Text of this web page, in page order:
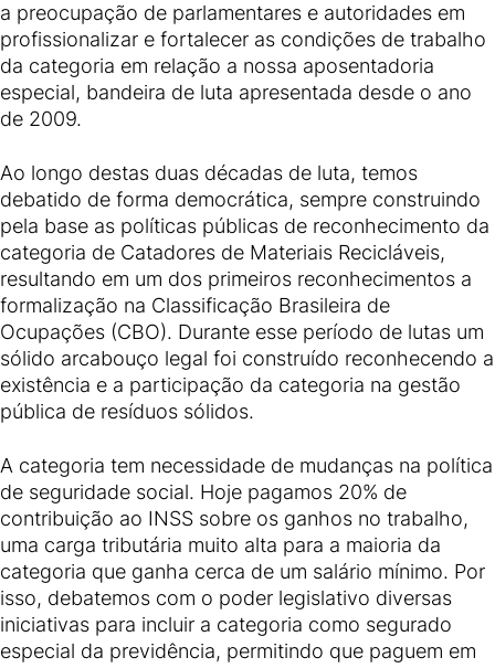
a preocupação de parlamentares e autoridades em
profissionalizar e fortalecer as condições de trabalho
da categoria em relação a nossa aposentadoria
especial, bandeira de luta apresentada desde o ano
de 2009.
Ao longo destas duas décadas de luta, temos
debatido de forma democrática, sempre construindo
pela base as políticas públicas de reconhecimento da
categoria de Catadores de Materiais Recicláveis,
resultando em um dos primeiros reconhecimentos a
formalização na Classificação Brasileira de
Ocupações (CBO). Durante esse período de lutas um
sólido arcabouço legal foi construído reconhecendo a
existência e a participação da categoria na gestão
pública de resíduos sólidos.
A categoria tem necessidade de mudanças na política
de seguridade social. Hoje pagamos 20% de
contribuição ao INSS sobre os ganhos no trabalho,
uma carga tributária muito alta para a maioria da
categoria que ganha cerca de um salário mínimo. Por
isso, debatemos com o poder legislativo diversas
iniciativas para incluir a categoria como segurado
especial da previdência, permitindo que paguem em